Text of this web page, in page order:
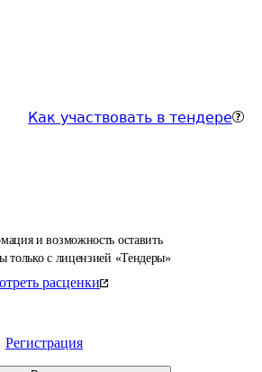
Как участвовать в тендере
и возможность оставить
только с лицензией «Тендеры»
расценки
Регистрация